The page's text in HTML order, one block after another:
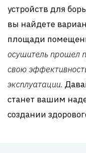
устройств для
вы найдете
площади
осушитель прошел
свою
эксплуатации.
станет вашим
создании